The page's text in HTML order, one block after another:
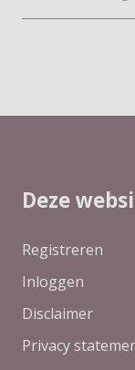
Deze
Registreren
Inloggen
Disclaimer
Privacy